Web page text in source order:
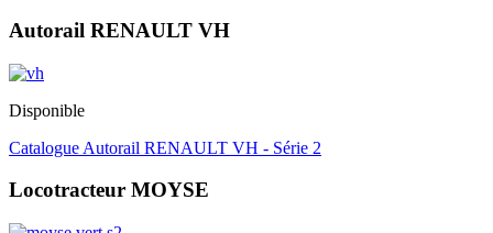
Autorail RENAULT VH
Disponible
Catalogue Autorail RENAULT VH - Série 2
Locotracteur MOYSE